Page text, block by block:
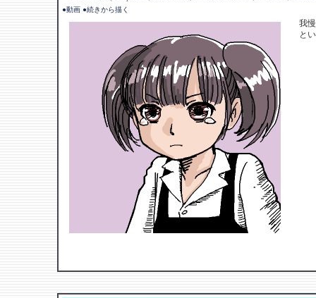
●動画 ●続きから描く
我
と